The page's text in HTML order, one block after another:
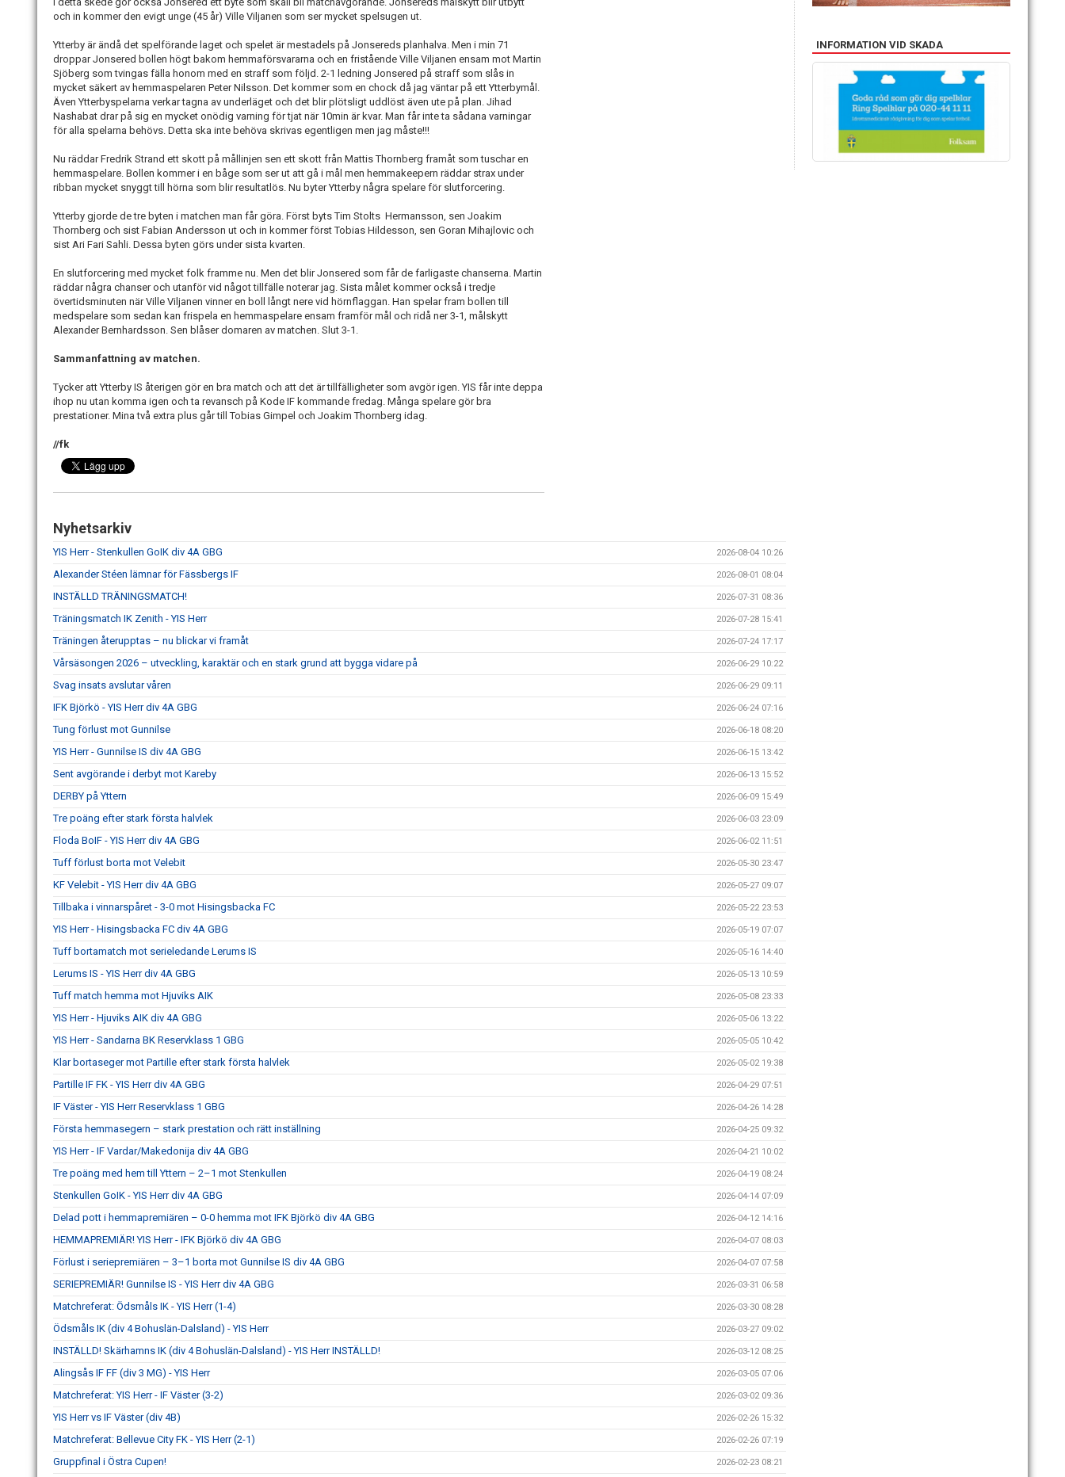
och in kommer den evigt unge (45 år) Ville Viljanen som ser mycket spelsugen ut.
Ytterby är ändå det spelförande laget och spelet är mestadels på Jonsereds planhalva. Men i min 71
droppar Jonsered bollen högt bakom hemmaförsvararna och en fristående Ville Viljanen ensam mot Martin
Sjöberg som tvingas fälla honom med en straff som följd. 2-1 ledning Jonsered på straff som slås in
mycket säkert av hemmaspelaren Peter Nilsson. Det kommer som en chock då jag väntar på ett Ytterbymål.
Även Ytterbyspelarna verkar tagna av underläget och det blir plötsligt uddlöst även ute på plan. Jihad
Nashabat drar på sig en mycket onödig varning för tjat när 10min är kvar. Man får inte ta sådana varningar
för alla spelarna behövs. Detta ska inte behöva skrivas egentligen men jag måste!!!
Nu räddar Fredrik Strand ett skott på mållinjen sen ett skott från Mattis Thornberg framåt som tuschar en
hemmaspelare. Bollen kommer i en båge som ser ut att gå i mål men hemmakeepern räddar strax under
ribban mycket snyggt till hörna som blir resultatlös. Nu byter Ytterby några spelare för slutforcering.
Ytterby gjorde de tre byten i matchen man får göra. Först byts Tim Stolts Hermansson, sen Joakim
Thornberg och sist Fabian Andersson ut och in kommer först Tobias Hildesson, sen Goran Mihajlovic och
sist Ari Fari Sahli. Dessa byten görs under sista kvarten.
En slutforcering med mycket folk framme nu. Men det blir Jonsered som får de farligaste chanserna. Martin
räddar några chanser och utanför vid något tillfälle noterar jag. Sista målet kommer också i tredje
övertidsminuten när Ville Viljanen vinner en boll långt nere vid hörnflaggan. Han spelar fram bollen till
medspelare som sedan kan frispela en hemmaspelare ensam framför mål och ridå ner 3-1, målskytt
Alexander Bernhardsson. Sen blåser domaren av matchen. Slut 3-1.
Sammanfattning av matchen.
Tycker att Ytterby IS återigen gör en bra match och att det är tillfälligheter som avgör igen. YIS får inte deppa
ihop nu utan komma igen och ta revansch på Kode IF kommande fredag. Många spelare gör bra
prestationer. Mina två extra plus går till Tobias Gimpel och Joakim Thornberg idag.
//fk
Nyhetsarkiv
YIS Herr - Stenkullen GoIK div 4A GBG 2026-08-04 10:26
Alexander Stéen lämnar för Fässbergs IF 2026-08-01 08:04
INSTÄLLD TRÄNINGSMATCH! 2026-07-31 08:36
Träningsmatch IK Zenith - YIS Herr 2026-07-28 15:41
Träningen återupptas – nu blickar vi framåt 2026-07-24 17:17
Vårsäsongen 2026 – utveckling, karaktär och en stark grund att bygga vidare på 2026-06-29 10:22
Svag insats avslutar våren 2026-06-29 09:11
IFK Björkö - YIS Herr div 4A GBG 2026-06-24 07:16
Tung förlust mot Gunnilse 2026-06-18 08:20
YIS Herr - Gunnilse IS div 4A GBG 2026-06-15 13:42
Sent avgörande i derbyt mot Kareby 2026-06-13 15:52
DERBY på Yttern 2026-06-09 15:49
Tre poäng efter stark första halvlek 2026-06-03 23:09
Floda BoIF - YIS Herr div 4A GBG 2026-06-02 11:51
Tuff förlust borta mot Velebit 2026-05-30 23:47
KF Velebit - YIS Herr div 4A GBG 2026-05-27 09:07
Tillbaka i vinnarspåret - 3-0 mot Hisingsbacka FC 2026-05-22 23:53
YIS Herr - Hisingsbacka FC div 4A GBG 2026-05-19 07:07
Tuff bortamatch mot serieledande Lerums IS 2026-05-16 14:40
Lerums IS - YIS Herr div 4A GBG 2026-05-13 10:59
Tuff match hemma mot Hjuviks AIK 2026-05-08 23:33
YIS Herr - Hjuviks AIK div 4A GBG 2026-05-06 13:22
YIS Herr - Sandarna BK Reservklass 1 GBG 2026-05-05 10:42
Klar bortaseger mot Partille efter stark första halvlek 2026-05-02 19:38
Partille IF FK - YIS Herr div 4A GBG 2026-04-29 07:51
IF Väster - YIS Herr Reservklass 1 GBG 2026-04-26 14:28
Första hemmasegern – stark prestation och rätt inställning 2026-04-25 09:32
YIS Herr - IF Vardar/Makedonija div 4A GBG 2026-04-21 10:02
Tre poäng med hem till Yttern – 2–1 mot Stenkullen 2026-04-19 08:24
Stenkullen GoIK - YIS Herr div 4A GBG 2026-04-14 07:09
Delad pott i hemmapremiären – 0-0 hemma mot IFK Björkö div 4A GBG 2026-04-12 14:16
HEMMAPREMIÄR! YIS Herr - IFK Björkö div 4A GBG 2026-04-07 08:03
Förlust i seriepremiären – 3–1 borta mot Gunnilse IS div 4A GBG 2026-04-07 07:58
SERIEPREMIÄR! Gunnilse IS - YIS Herr div 4A GBG 2026-03-31 06:58
Matchreferat: Ödsmåls IK - YIS Herr (1-4) 2026-03-30 08:28
Ödsmåls IK (div 4 Bohuslän-Dalsland) - YIS Herr 2026-03-27 09:02
INSTÄLLD! Skärhamns IK (div 4 Bohuslän-Dalsland) - YIS Herr INSTÄLLD! 2026-03-12 08:25
Alingsås IF FF (div 3 MG) - YIS Herr 2026-03-05 07:06
Matchreferat: YIS Herr - IF Väster (3-2) 2026-03-02 09:36
YIS Herr vs IF Väster (div 4B) 2026-02-26 15:32
Matchreferat: Bellevue City FK - YIS Herr (2-1) 2026-02-26 07:19
Gruppfinal i Östra Cupen! 2026-02-23 08:21
INFORMATION VID SKADA